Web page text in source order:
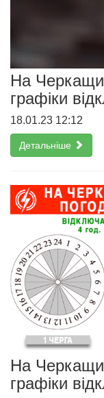
На
графіки
18.01.23 12:12
Детальніше
На
графіки